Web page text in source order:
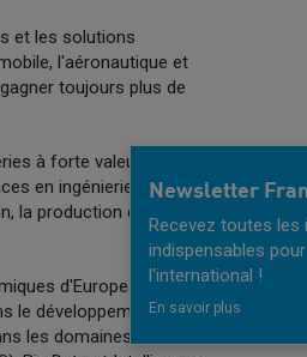
et les solutions
l'aéronautique et
toujours plus de
à forte valeur ajoutée
en ingénierie,
la production et le
d'Europe
le développement de
les domaines du
Newsletter
Recevez toutes
indispensables
l'international !
En savoir plus